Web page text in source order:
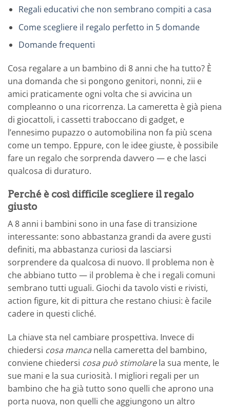
Regali educativi che non sembrano compiti a casa
Come scegliere il regalo perfetto in 5 domande
Domande frequenti
Cosa regalare a un bambino di 8 anni che ha tutto? È
una domanda che si pongono genitori, nonni, zii e
amici praticamente ogni volta che si avvicina un
compleanno o una ricorrenza. La cameretta è già piena
di giocattoli, i cassetti traboccano di gadget, e
l’ennesimo pupazzo o automobilina non fa più scena
come un tempo. Eppure, con le idee giuste, è possibile
fare un regalo che sorprenda davvero — e che lasci
qualcosa di duraturo.
Perché è così difficile scegliere il regalo
giusto
A 8 anni i bambini sono in una fase di transizione
interessante: sono abbastanza grandi da avere gusti
definiti, ma abbastanza curiosi da lasciarsi
sorprendere da qualcosa di nuovo. Il problema non è
che abbiano tutto — il problema è che i regali comuni
sembrano tutti uguali. Giochi da tavolo visti e rivisti,
action figure, kit di pittura che restano chiusi: è facile
cadere in questi cliché.
La chiave sta nel cambiare prospettiva. Invece di
chiedersi cosa manca nella cameretta del bambino,
conviene chiedersi cosa può stimolarela sua mente, le
sue mani e la sua curiosità. I migliori regali per un
bambino che ha già tutto sono quelli che aprono una
porta nuova, non quelli che aggiungono un altro